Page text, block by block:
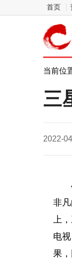
首页
当前位
三
2022-
非
上
电
果